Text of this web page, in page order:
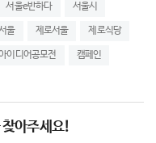
서울e반하다 서울시
울 제로서울 제로식당
이디어공모전 캠페인
찾아주세요!